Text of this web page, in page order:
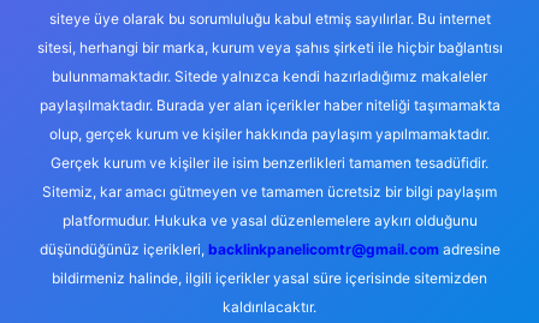
siteye üye olarak bu sorumluluğu kabul etmiş sayılırlar. Bu internet
sitesi, herhangi bir marka, kurum veya şahıs şirketi ile hiçbir bağlantısı
bulunmamaktadır. Sitede yalnızca kendi hazırladığımız makaleler
paylaşılmaktadır. Burada yer alan içerikler haber niteliği taşımamakta
olup, gerçek kurum ve kişiler hakkında paylaşım yapılmamaktadır.
Gerçek kurum ve kişiler ile isim benzerlikleri tamamen tesadüfidir.
Sitemiz, kar amacı gütmeyen ve tamamen ücretsiz bir bilgi paylaşım
platformudur. Hukuka ve yasal düzenlemelere aykırı olduğunu
düşündüğünüz içerikleri, backlinkpanelicomtr@gmail.comadresine
bildirmeniz halinde, ilgili içerikler yasal süre içerisinde sitemizden
kaldırılacaktır.